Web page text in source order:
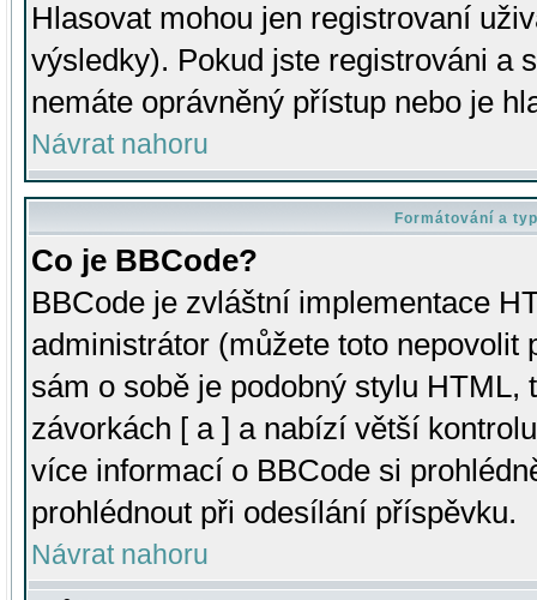
Hlasovat mohou jen registrovaní
výsledky). Pokud jste registrováni a
nemáte oprávněný přístup nebo je
Návrat nahoru
Formátování a
Co je BBCode?
BBCode je zvláštní implementace
administrátor (můžete toto
sám o sobě je podobný stylu HTML,
závorkách [ a ] a nabízí větší
více informací o BBCode si
prohlédnout při odesílání příspěvku.
Návrat nahoru